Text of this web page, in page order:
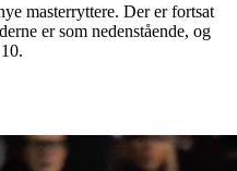
masterryttere. Der er fortsat
er som nedenstående, og